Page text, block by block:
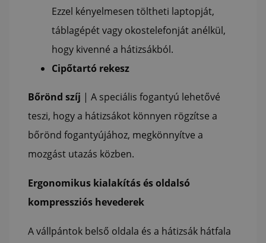
Ezzel kényelmesen töltheti laptopját,
táblagépét vagy okostelefonját anélkül,
hogy kivenné a hátizsákból.
Cipőtartó rekesz
Bőrönd szíj | A speciális fogantyú lehetővé
teszi, hogy a hátizsákot könnyen rögzítse a
bőrönd fogantyújához, megkönnyítve a
mozgást utazás közben.
Ergonomikus kialakítás és oldalsó
kompressziós hevederek
A vállpántok belső oldala és a hátizsák hátfala